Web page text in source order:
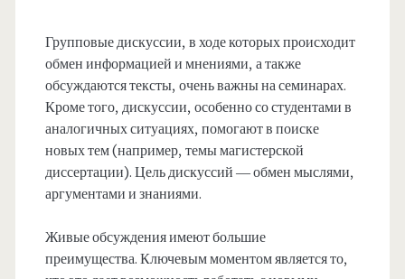
Групповые дискуссии, в ходе которых происходит
обмен информацией и мнениями, а также
обсуждаются тексты, очень важны на семинарах.
Кроме того, дискуссии, особенно со студентами в
аналогичных ситуациях, помогают в поиске
новых тем (например, темы магистерской
диссертации). Цель дискуссий — обмен мыслями,
аргументами и знаниями.
Живые обсуждения имеют большие
преимущества. Ключевым моментом является то,